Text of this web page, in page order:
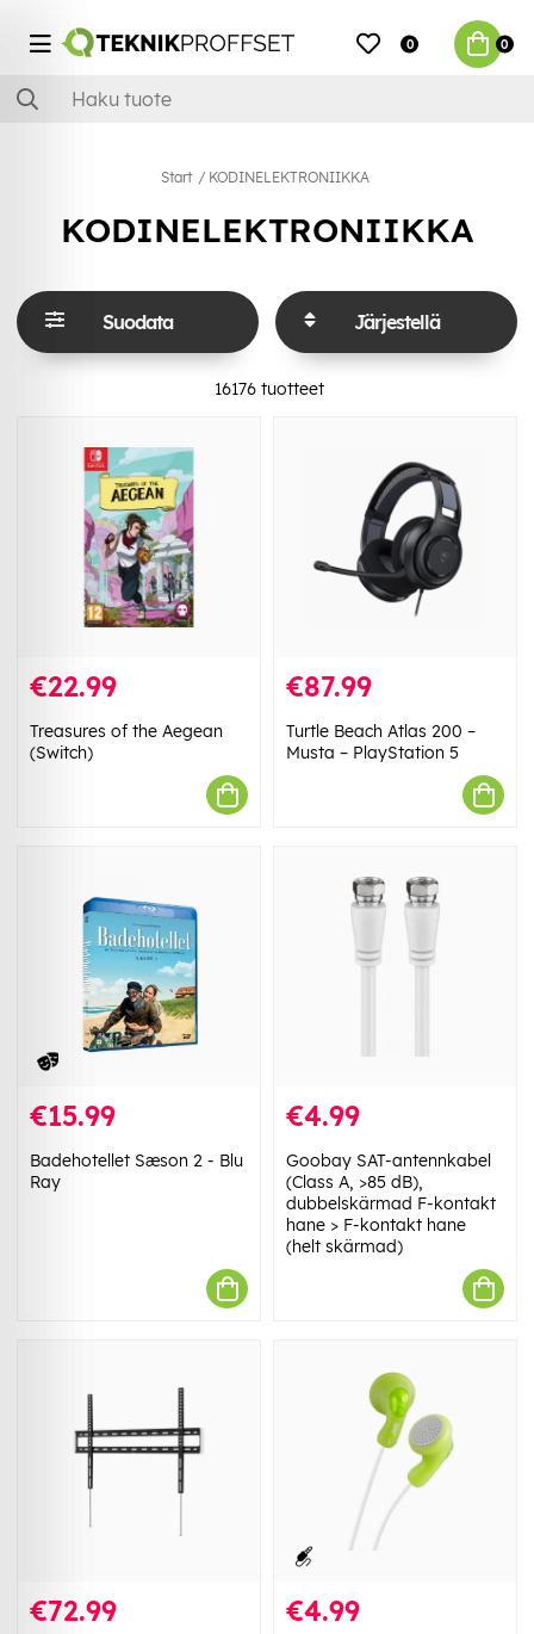
0 0
Start KODINELEKTRONIIKKA
KODINELEKTRONIIKKA
Suodata Järjestellä
16176 tuotteet
€22.99
Treasures of the Aegean
(Switch)
€87.99
Turtle Beach Atlas 200 –
Musta – PlayStation 5
€15.99
Badehotellet Sæson 2 - Blu
Ray
€4.99
Goobay SAT-antennkabel
(Class A, >85 dB),
dubbelskärmad F-kontakt
hane > F-kontakt hane
(helt skärmad)
€72.99 €4.99